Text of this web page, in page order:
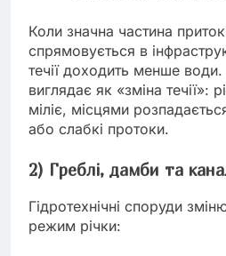
Коли значна частина
спрямовується в
течії доходить менше води.
виглядає як «зміна течії»:
міліє, місцями
або слабкі протоки.
2) Греблі, дамби та
Гідротехнічні споруди
режим річки: